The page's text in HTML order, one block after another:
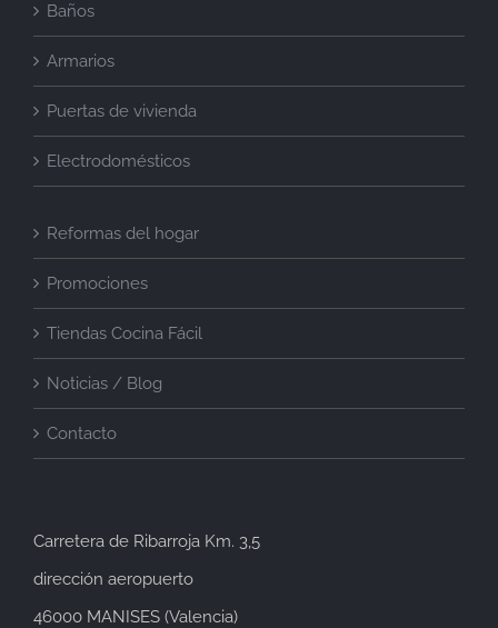
Baños
Armarios
Puertas de vivienda
Electrodomésticos
Reformas del hogar
Promociones
Tiendas Cocina Fácil
Noticias / Blog
Contacto
Carretera de Ribarroja Km. 3,5
dirección aeropuerto
46000 MANISES (Valencia)